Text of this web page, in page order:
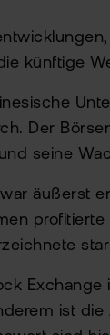
künftige
Der
seine
äußerst
Exchange
ist